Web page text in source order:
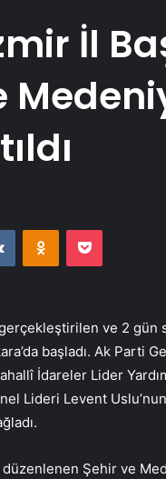
İl
VKontakteOdnoklassniki
Pocket
ve 2 gün
başladı. Ak Parti
İdareler Lider
Lideri Levent
Şehir ve